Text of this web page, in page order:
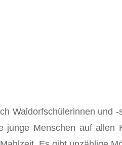
Waldorfschülerinnen
Menschen auf